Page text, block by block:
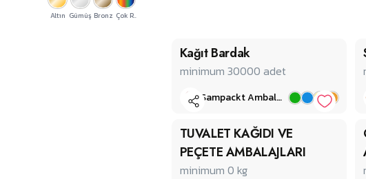
Altın Gümüş Bronz Çok R..
Kağıt Bardak
minimum 30000 adet
Sampackt Ambalaj Sanayi ve Ticaret Limited Şirketi
TUVALET KAĞIDI VE
PEÇETE AMBALAJLARI
minimum 0 kg